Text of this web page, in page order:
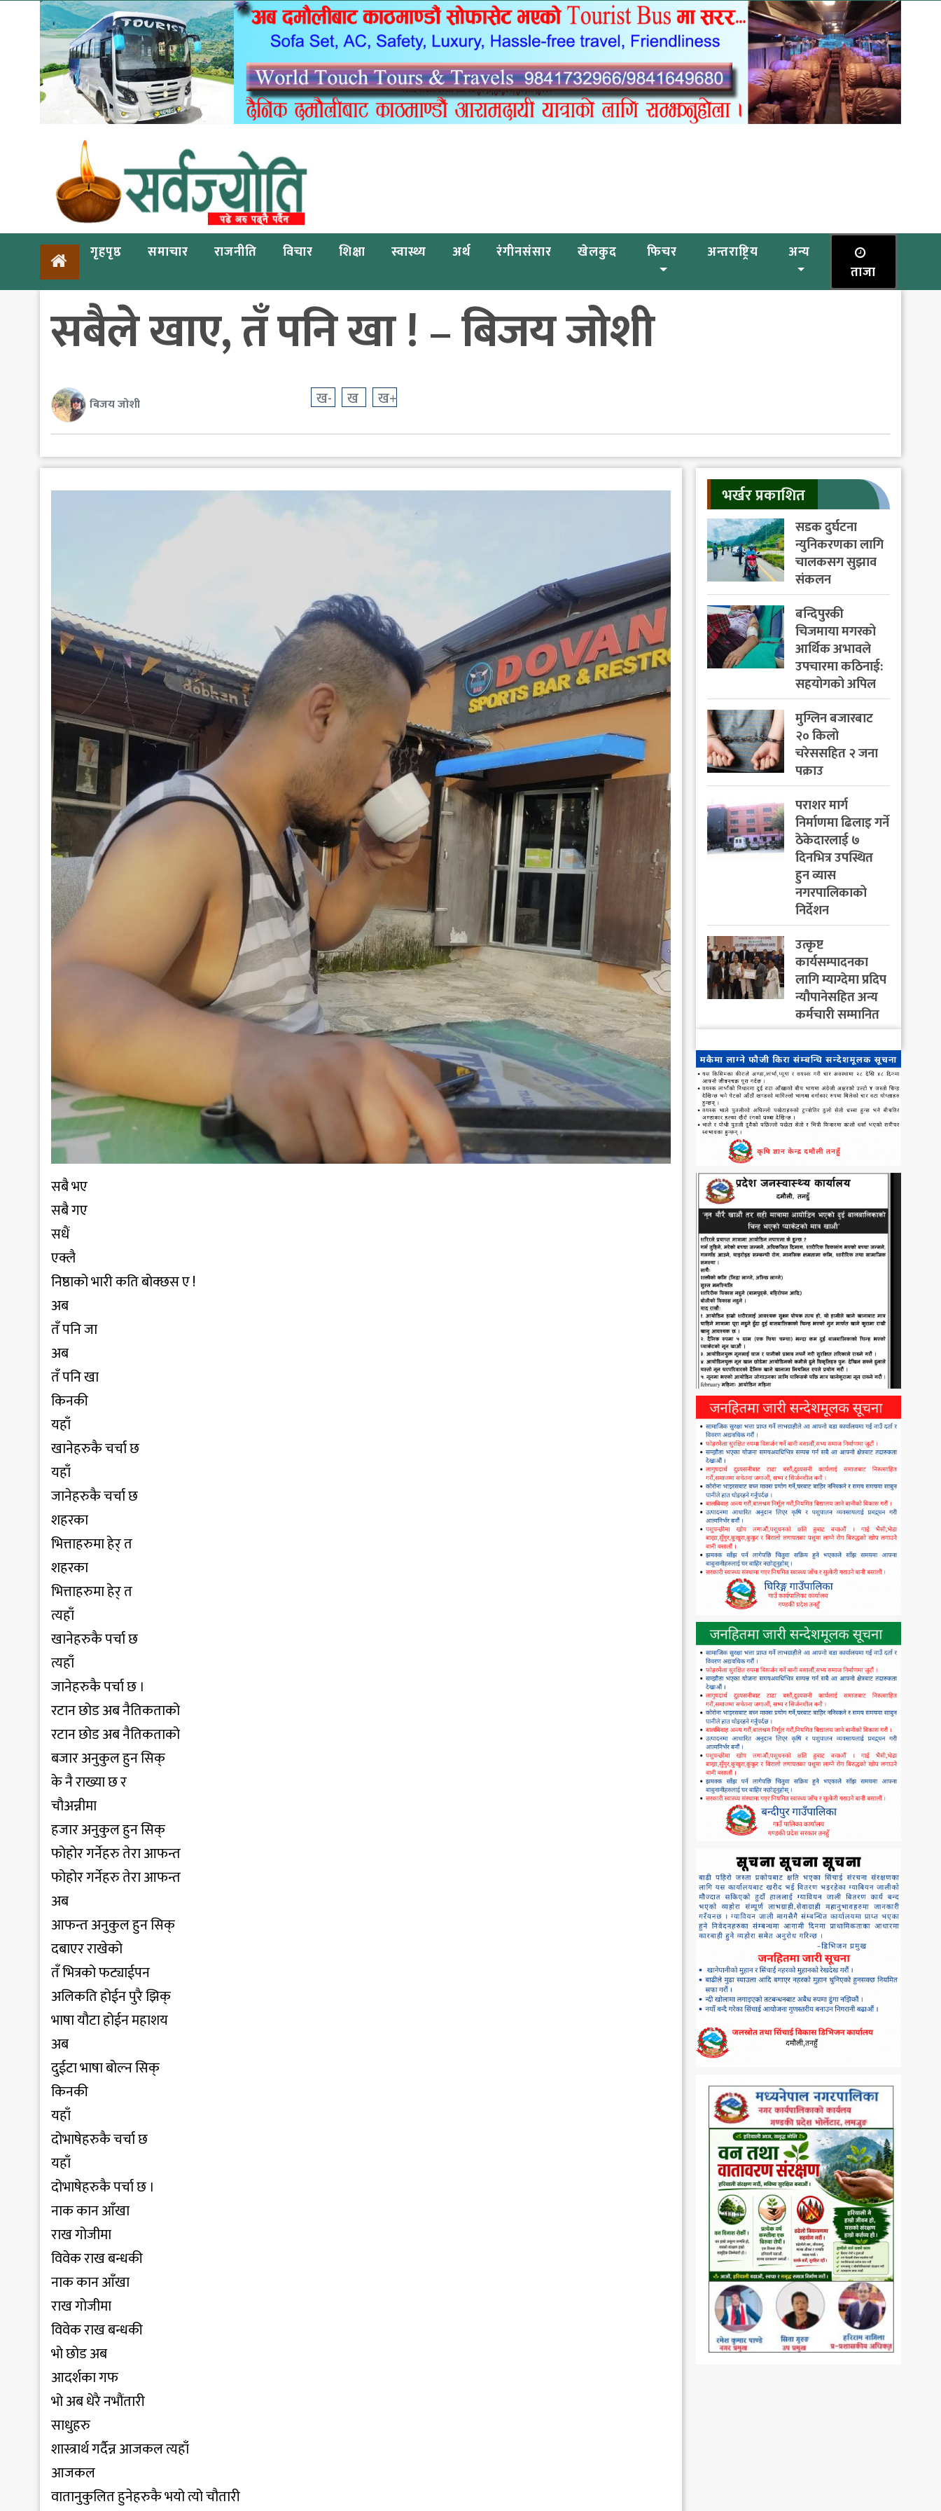
गृहपृष्ठ समाचार राजनीति विचार शिक्षा स्वास्थ्य अर्थ रंगीनसंसार खेलकुद फिचर अन्तराष्ट्रिय
अन्य
ताजा
सबैले खाए, तँ पनि खा ! – बिजय जोशी
बिजय जोशी ख- ख ख+
सबै भए
सबै गए
सधैं
एक्लै
निष्ठाको भारी कति बोक्छस ए !
अब
तँ पनि जा
अब
तँ पनि खा
किनकी
यहाँ
खानेहरुकै चर्चा छ
यहाँ
जानेहरुकै चर्चा छ
शहरका
भित्ताहरुमा हेर् त
शहरका
भित्ताहरुमा हेर् त
त्यहाँ
खानेहरुकै पर्चा छ
त्यहाँ
जानेहरुकै पर्चा छ ।
रटान छोड अब नैतिकताको
रटान छोड अब नैतिकताको
बजार अनुकुल हुन सिक्
के नै राख्या छ र
चौअन्नीमा
हजार अनुकुल हुन सिक्
फोहोर गर्नेहरु तेरा आफन्त
फोहोर गर्नेहरु तेरा आफन्त
अब
आफन्त अनुकुल हुन सिक्
दबाएर राखेको
तँ भित्रको फट्याईपन
अलिकति होईन पुरै झिक्
भाषा यौटा होईन महाशय
अब
दुईटा भाषा बोल्न सिक्
किनकी
यहाँ
दोभाषेहरुकै चर्चा छ
यहाँ
दोभाषेहरुकै पर्चा छ ।
नाक कान आँखा
राख गोजीमा
विवेक राख बन्धकी
नाक कान आँखा
राख गोजीमा
विवेक राख बन्धकी
भो छोड अब
आदर्शका गफ
भो अब धेरै नभौंतारी
साधुहरु
शास्त्रार्थ गर्दैन्न आजकल त्यहाँ
आजकल
वातानुकुलित हुनेहरुकै भयो त्यो चौतारी
भर्खर प्रकाशित
सडक दुर्घटना
न्युनिकरणका लागि
चालकसग सुझाव
संकलन
बन्दिपुरकी
चिजमाया मगरको
आर्थिक अभावले
उपचारमा कठिनाई:
सहयोगको अपिल
मुग्लिन बजारबाट
२० किलो
चरेससहित २ जना
पक्राउ
पराशर मार्ग
निर्माणमा ढिलाइ गर्ने
ठेकेदारलाई ७
दिनभित्र उपस्थित
हुन व्यास
नगरपालिकाको
निर्देशन
उत्कृष्ट
कार्यसम्पादनका
लागि म्याग्देमा प्रदिप
न्यौपानेसहित अन्य
कर्मचारी सम्मानित